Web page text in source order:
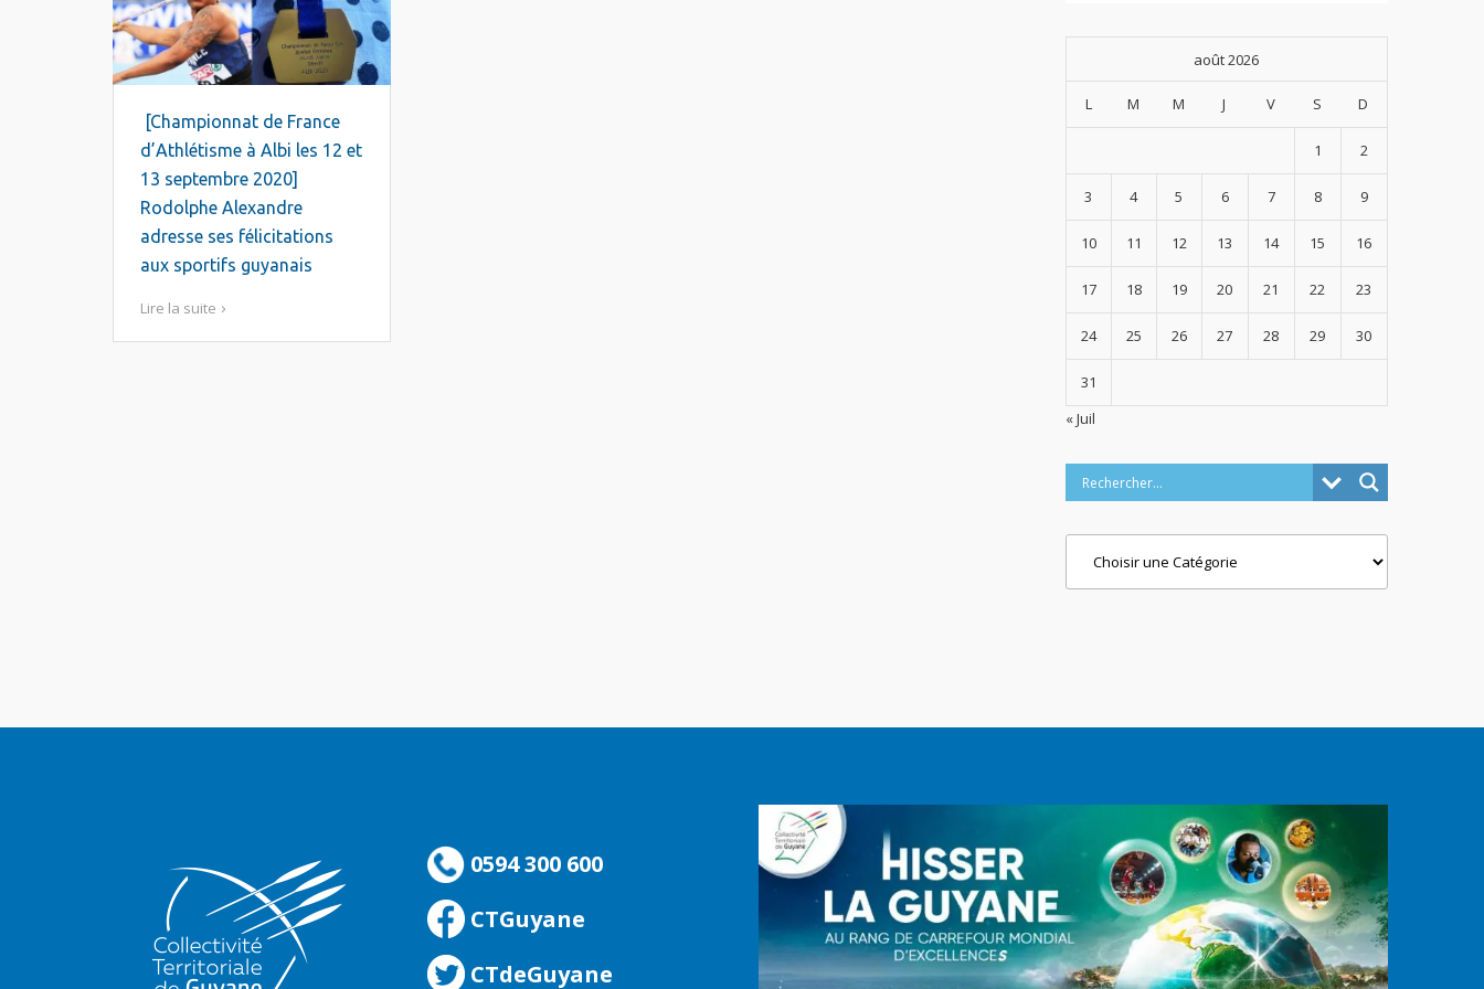
[Championnat de France
d’Athlétisme à Albi les 12 et
13 septembre 2020]
Rodolphe Alexandre
adresse ses félicitations
aux sportifs guyanais
Lire la suite
août 2026
L M M J V S D
1 2
3 4 5 6 7 8 9
10 11 12 13 14 15 16
17 18 19 20 21 22 23
24 25 26 27 28 29 30
31
« Juil
0594 300 600
CTGuyane
CTdeGuyane